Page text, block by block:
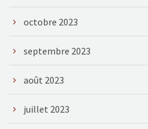
octobre 2023
septembre 2023
août 2023
juillet 2023